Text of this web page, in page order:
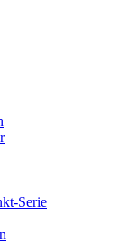
Serie